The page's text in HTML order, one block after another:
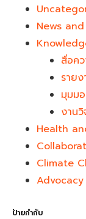
News
สื่อค
ราย
มุมม
งาน
Health
Climate
Advocacy
ป้ายกำกับ